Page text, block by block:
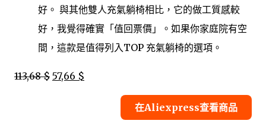
好。 與其他雙人充氣躺椅相比，它的做工質感較
好，我覺得確實「值回票價」。如果你家庭院有空
間，這款是值得列入TOP 充氣躺椅的選項。
113,68 $ 57,66 $
在Aliexpress查看商品